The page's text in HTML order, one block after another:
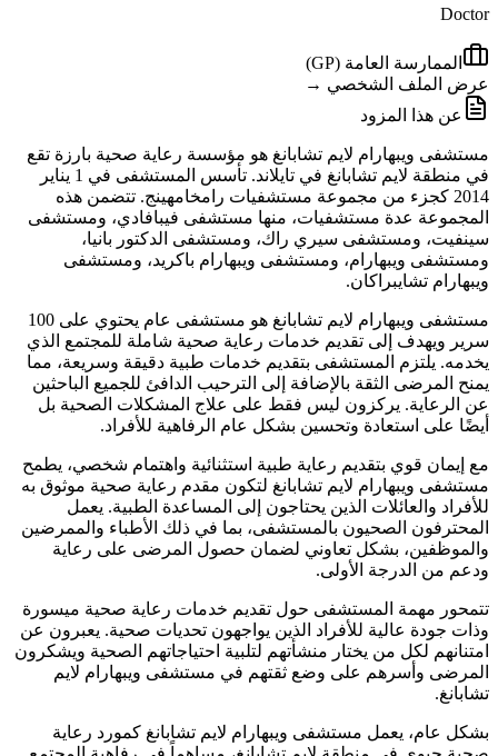
Doctor
الممارسة العامة (GP)
عرض الملف الشخصي →
عن هذا المزود
مستشفى ويبهارام لايم تشابانغ هو مؤسسة رعاية صحية بارزة تقع
في منطقة لايم تشابانغ في تايلاند. تأسس المستشفى في 1 يناير
2014 كجزء من مجموعة مستشفيات رامخامهينج. تتضمن هذه
المجموعة عدة مستشفيات، منها مستشفى فيبافادي، ومستشفى
سينفيت، ومستشفى سيري راك، ومستشفى الدكتور بانيا،
ومستشفى ويبهارام، ومستشفى ويبهارام باكريد، ومستشفى
ويبهارام تشايبراكان.
مستشفى ويبهارام لايم تشابانغ هو مستشفى عام يحتوي على 100
سرير ويهدف إلى تقديم خدمات رعاية صحية شاملة للمجتمع الذي
يخدمه. يلتزم المستشفى بتقديم خدمات طبية دقيقة وسريعة، مما
يمنح المرضى الثقة بالإضافة إلى الترحيب الدافئ للجميع الباحثين
عن الرعاية. يركزون ليس فقط على علاج المشكلات الصحية بل
أيضًا على استعادة وتحسين بشكل عام الرفاهية للأفراد.
مع إيمان قوي بتقديم رعاية طبية استثنائية واهتمام شخصي، يطمح
مستشفى ويبهارام لايم تشابانغ لتكون مقدم رعاية صحية موثوق به
للأفراد والعائلات الذين يحتاجون إلى المساعدة الطبية. يعمل
المحترفون الصحيون بالمستشفى، بما في ذلك الأطباء والممرضين
والموظفين، بشكل تعاوني لضمان حصول المرضى على رعاية
ودعم من الدرجة الأولى.
تتمحور مهمة المستشفى حول تقديم خدمات رعاية صحية ميسورة
وذات جودة عالية للأفراد الذين يواجهون تحديات صحية. يعبرون عن
امتنانهم لكل من يختار منشأتهم لتلبية احتياجاتهم الصحية ويشكرون
المرضى وأسرهم على وضع ثقتهم في مستشفى ويبهارام لايم
تشابانغ.
بشكل عام، يعمل مستشفى ويبهارام لايم تشابانغ كمورد رعاية